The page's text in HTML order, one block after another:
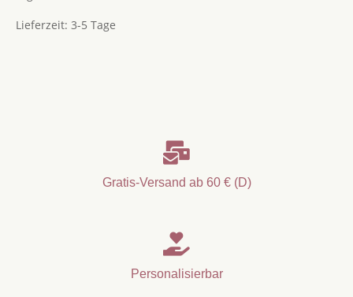
Lieferzeit: 3-5 Tage

Gratis-Versand ab 60 € (D)

Personalisierbar